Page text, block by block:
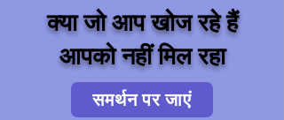
क्या जो आप खोज रहे हैं
आपको नहीं मिल रहा
समर्थन पर जाएं